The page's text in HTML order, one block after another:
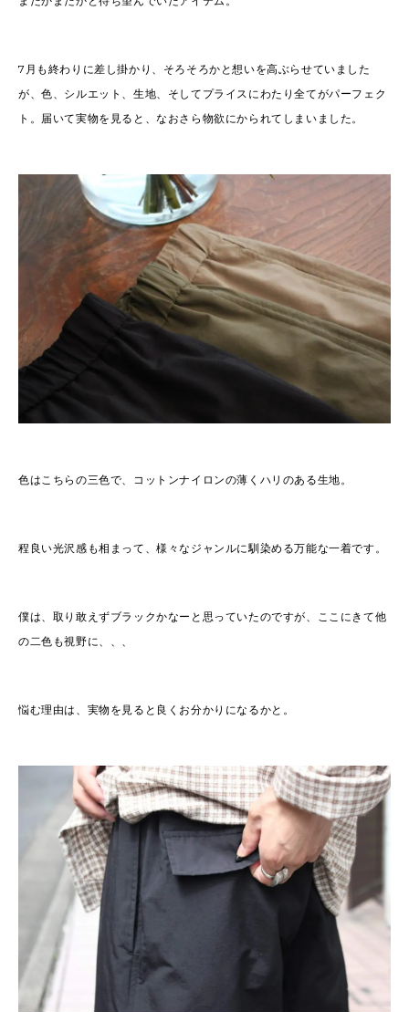
7月も終わりに差し掛かり、そろそろかと想いを高ぶらせていました
が、色、シルエット、生地、そしてプライスにわたり全てがパーフェク
ト。届いて実物を見ると、なおさら物欲にかられてしまいました。
色はこちらの三色で、コットンナイロンの薄くハリのある生地。
程良い光沢感も相まって、様々なジャンルに馴染める万能な一着です。
僕は、取り敢えずブラックかなーと思っていたのですが、ここにきて他
の二色も視野に、、、
悩む理由は、実物を見ると良くお分かりになるかと。